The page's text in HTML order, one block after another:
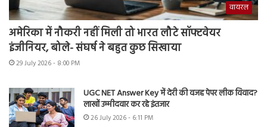
वायरल
अमेरिका में नौकरी नहीं मिली तो भारत लौटे सॉफ्टवेयर
इंजीनियर, बोले- संघर्ष ने बहुत कुछ सिखाया
29 July 2026 - 8:00 PM
UGC NET Answer Key में देरी की वजह पेपर लीक विवाद?
लाखों उम्मीदवार कर रहे इंतजार
26 July 2026 - 6:11 PM